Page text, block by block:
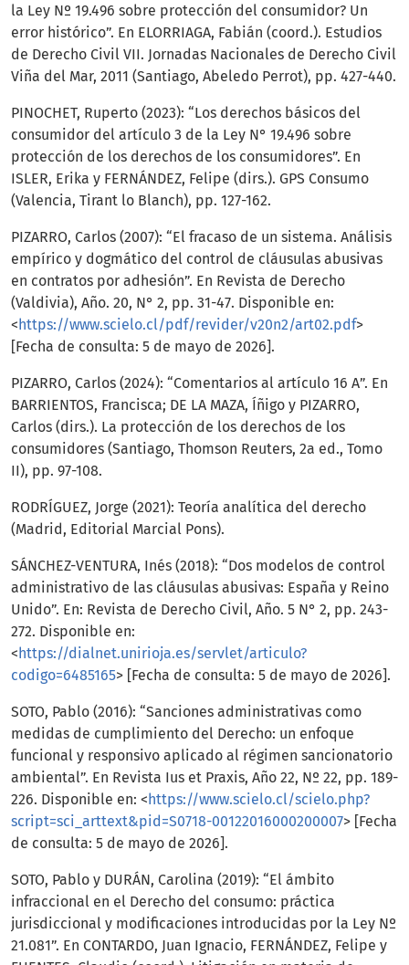
la Ley Nº 19.496 sobre protección del consumidor? Un
error histórico”. En ELORRIAGA, Fabián (coord.). Estudios
de Derecho Civil VII. Jornadas Nacionales de Derecho Civil
Viña del Mar, 2011 (Santiago, Abeledo Perrot), pp. 427-440.
PINOCHET, Ruperto (2023): “Los derechos básicos del
consumidor del artículo 3 de la Ley N° 19.496 sobre
protección de los derechos de los consumidores”. En
ISLER, Erika y FERNÁNDEZ, Felipe (dirs.). GPS Consumo
(Valencia, Tirant lo Blanch), pp. 127-162.
PIZARRO, Carlos (2007): “El fracaso de un sistema. Análisis
empírico y dogmático del control de cláusulas abusivas
en contratos por adhesión”. En Revista de Derecho
(Valdivia), Año. 20, N° 2, pp. 31-47. Disponible en:
< https://www.scielo.cl/pdf/revider/v20n2/art02.pdf>
[Fecha de consulta: 5 de mayo de 2026].
PIZARRO, Carlos (2024): “Comentarios al artículo 16 A”. En
BARRIENTOS, Francisca; DE LA MAZA, Íñigo y PIZARRO,
Carlos (dirs.). La protección de los derechos de los
consumidores (Santiago, Thomson Reuters, 2a ed., Tomo
II), pp. 97-108.
RODRÍGUEZ, Jorge (2021): Teoría analítica del derecho
(Madrid, Editorial Marcial Pons).
SÁNCHEZ-VENTURA, Inés (2018): “Dos modelos de control
administrativo de las cláusulas abusivas: España y Reino
Unido”. En: Revista de Derecho Civil, Año. 5 N° 2, pp. 243-
272. Disponible en:
< https://dialnet.unirioja.es/servlet/articulo?
codigo=6485165> [Fecha de consulta: 5 de mayo de 2026].
SOTO, Pablo (2016): “Sanciones administrativas como
medidas de cumplimiento del Derecho: un enfoque
funcional y responsivo aplicado al régimen sancionatorio
ambiental”. En Revista Ius et Praxis, Año 22, Nº 22, pp. 189-
226. Disponible en: < https://www.scielo.cl/scielo.php?
script=sci_arttext&pid=S0718-00122016000200007> [Fecha
de consulta: 5 de mayo de 2026].
SOTO, Pablo y DURÁN, Carolina (2019): “El ámbito
infraccional en el Derecho del consumo: práctica
jurisdiccional y modificaciones introducidas por la Ley Nº
21.081”. En CONTARDO, Juan Ignacio, FERNÁNDEZ, Felipe y